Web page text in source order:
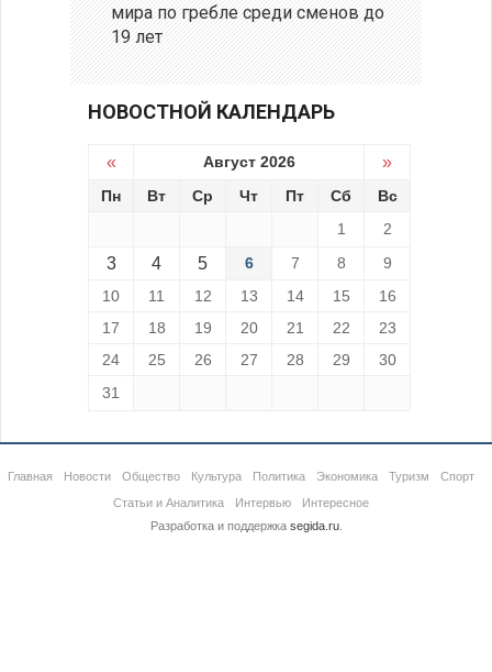
мира по гребле среди сменов до
19 лет
НОВОСТНОЙ КАЛЕНДАРЬ
« Август 2026 »
Пн Вт Ср Чт Пт Сб
Вс
1
2
3 4 5 6 7 8
9
10
11 12 13 14 15
16
17
18 19 20 21 22
23
24
25 26 27 28 29
30
31
Главная Новости Общество Культура Политика Экономика Туризм
Спорт
Статьи и Аналитика
Интервью
Интересное
Разработка и поддержка segida.ru.